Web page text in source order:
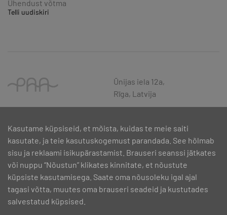
Ühendust võtma
Telli uudiskiri
Ūnijas iela 12a,
Rīga, Latvija
Kasutame küpsiseid, et mõista, kuidas te meie saiti
kasutate, ja teie kasutuskogemust parandada. See hõlmab
sisu ja reklaami isikupärastamist. Brauseri seanssi jätkates
või nuppu “Nõustun” klikates kinnitate, et nõustute
küpsiste kasutamisega. Saate oma nõusoleku igal ajal
tagasi võtta, muutes oma brauseri seadeid ja kustutades
salvestatud küpsised.